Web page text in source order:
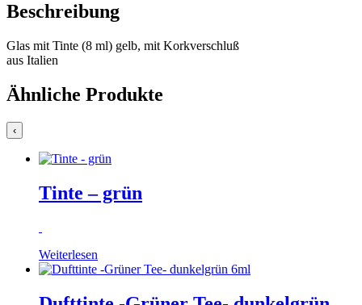
Beschreibung
Glas mit Tinte (8 ml) gelb, mit Korkverschluß
aus Italien
Ähnliche Produkte
‹
Tinte – grün
Weiterlesen